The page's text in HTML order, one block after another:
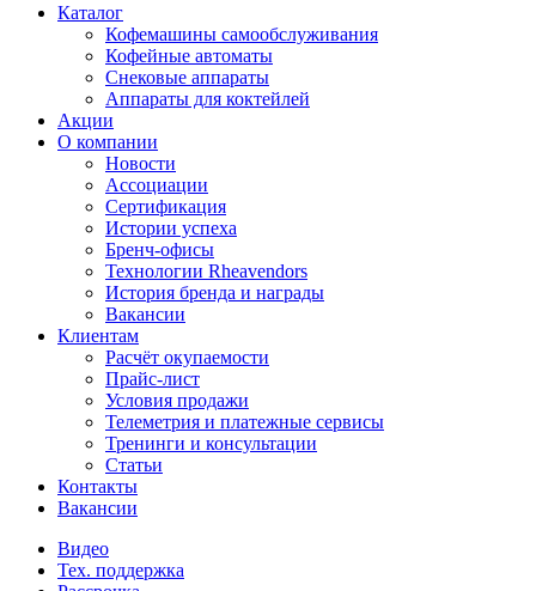
Каталог
Кофемашины самообслуживания
Кофейные автоматы
Снековые аппараты
Аппараты для коктейлей
Акции
О компании
Новости
Ассоциации
Сертификация
Истории успеха
Бренч-офисы
Технологии Rheavendors
История бренда и награды
Вакансии
Клиентам
Расчёт окупаемости
Прайс-лист
Условия продажи
Телеметрия и платежные сервисы
Тренинги и консультации
Статьи
Контакты
Вакансии
Видео
Тех. поддержка